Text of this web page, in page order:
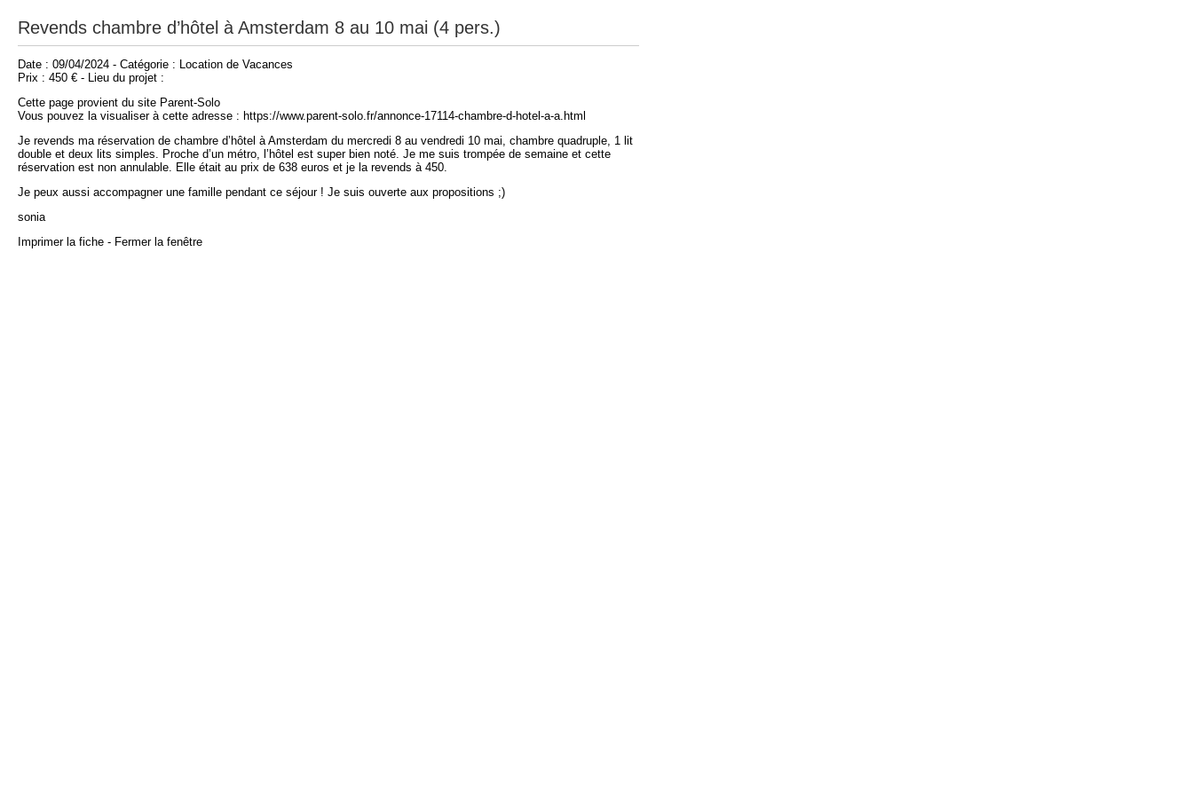
Revends chambre d’hôtel à Amsterdam 8 au 10 mai (4 pers.)
Date : 09/04/2024 - Catégorie : Location de Vacances
Prix : 450 € - Lieu du projet :
Cette page provient du site Parent-Solo
Vous pouvez la visualiser à cette adresse : https://www.parent-solo.fr/annonce-17114-chambre-d-hotel-a-a.html
Je revends ma réservation de chambre d’hôtel à Amsterdam du mercredi 8 au vendredi 10 mai, chambre quadruple, 1 lit
double et deux lits simples. Proche d’un métro, l’hôtel est super bien noté. Je me suis trompée de semaine et cette
réservation est non annulable. Elle était au prix de 638 euros et je la revends à 450.
Je peux aussi accompagner une famille pendant ce séjour ! Je suis ouverte aux propositions ;)
sonia
Imprimer la fiche - Fermer la fenêtre